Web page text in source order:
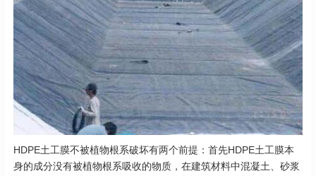
HDPE土工膜不被植物根系破坏有两个前提：首先HDPE土工膜本
身的成分没有被植物根系吸收的物质，在建筑材料中混凝土、砂浆